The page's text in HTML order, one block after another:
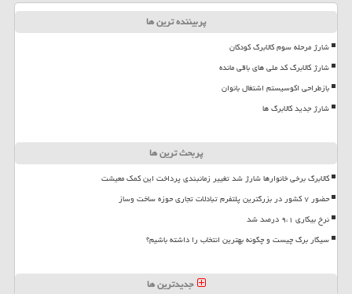
پربیننده ترین ها
شارژ مرحله سوم کالابرگ کودکان
شارژ کالابرگ کد ملی های باقی مانده
بازطراحی اکوسیستم اشتغال بانوان
شارژ جدید کالابرگ ها
پربحث ترین ها
کالابرگ برخی خانوارها شارژ شد تغییر زمانبندی پرداخت این کمک معیشت
حضور ۷ کشور در بزرگترین پلتفرم تبادلات تجاری حوزه ساخت وساز
نرخ بیکاری ۹،۱ درصد شد
سیگار برگ چیست و چگونه بهترین انتخاب را داشته باشیم؟
جدیدترین ها